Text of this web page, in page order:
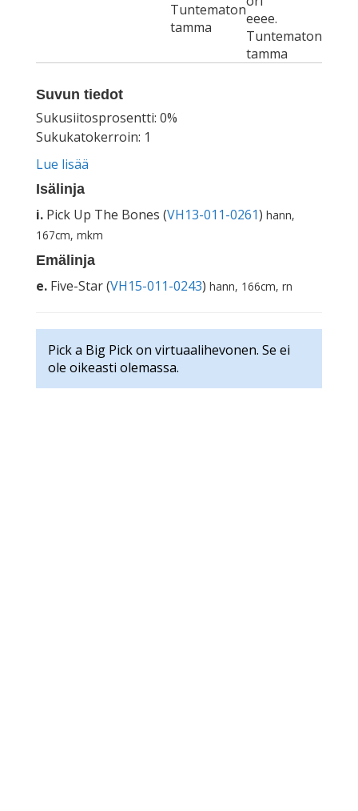
Tuntematon
tamma
eeee.
Tuntematon
tamma
Suvun tiedot
Sukusiitosprosentti: 0%
Sukukatokerroin: 1
Lue lisää
Isälinja
i. Pick Up The Bones (VH13-011-0261) hann,
167cm, mkm
Emälinja
e. Five-Star (VH15-011-0243) hann, 166cm, rn
Pick a Big Pick on virtuaalihevonen. Se ei
ole oikeasti olemassa.